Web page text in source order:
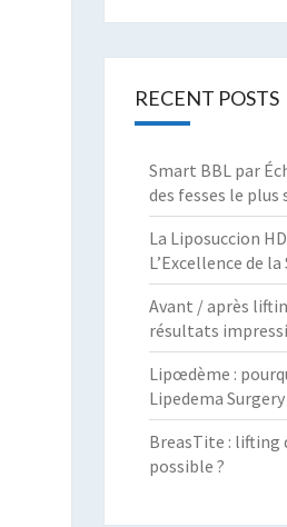
RECENT POSTS
Smart BBL par
des fesses le plus
La Liposuccion
L’Excellence de
Avant / après
résultats
Lipœdème :
Lipedema
BreasTite : lifting
possible ?